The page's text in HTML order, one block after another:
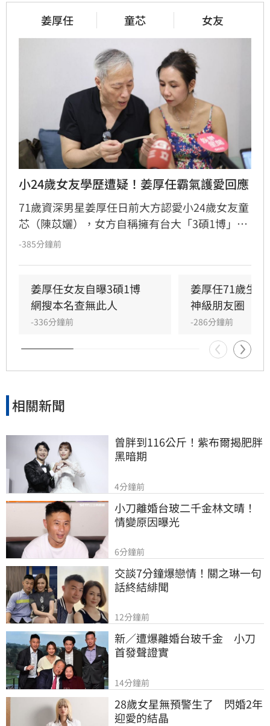
姜厚任 童芯 女友
小24歲女友學歷遭疑！姜厚任霸氣護愛回應
71歲資深男星姜厚任日前大方認愛小24歲女友童
芯（陳苡孋），女方自稱擁有台大「3碩1博」高
學歷且智商146，引發網友高度關注。然而，有
更有網友爆料其過去經歷與改名等爭議。面對外
界對女友背景的連番檢視與熱議，姜厚任受訪時
直言，這段感情本是浪漫的愛情片，不希望演變
成偵探片，強調無論對方背景如何都堅定相愛，
並表示涉及個人隱私與法律問題，後續將不再針
對相關傳聞做出任何回應。
-385分鐘前
姜厚任女友自曝3碩1博
網搜本名查無此人
-336分鐘前
姜厚任71歲生
神級朋友圈
-286分鐘前
相關新聞
曾胖到116公斤！紫布爾揭肥胖
黑暗期
4分鐘前
小刀離婚台玻二千金林文晴！
情變原因曝光
6分鐘前
交談7分鐘爆戀情！關之琳一句
話終結緋聞
12分鐘前
新／遭爆離婚台玻千金　小刀
首發聲證實
14分鐘前
28歲女星無預警生了　閃婚2年
迎愛的結晶